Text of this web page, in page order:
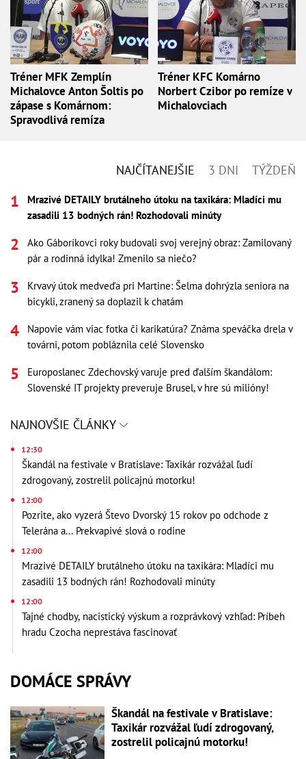
Tréner MFK Zemplín
Michalovce Anton Šoltis po
zápase s Komárnom:
Spravodlivá remíza
Tréner KFC Komárno
Norbert Czibor po remíze v
Michalovciach
NAJČÍTANEJŠIE 3 DNI TÝŽDEŇ
Mrazivé DETAILY brutálneho útoku na taxikára: Mladíci mu
zasadili 13 bodných rán! Rozhodovali minúty
Ako Gáboríkovci roky budovali svoj verejný obraz: Zamilovaný
pár a rodinná idylka! Zmenilo sa niečo?
Krvavý útok medveďa pri Martine: Šelma dohrýzla seniora na
bicykli, zranený sa doplazil k chatám
Napovie vám viac fotka či karikatúra? Známa speváčka drela v
továrni, potom pobláznila celé Slovensko
Europoslanec Zdechovský varuje pred ďalším škandálom:
Slovenské IT projekty preveruje Brusel, v hre sú milióny!
NAJNOVŠIE ČLÁNKY
12:30
Škandál na festivale v Bratislave: Taxikár rozvážal ľudí
zdrogovaný, zostrelil policajnú motorku!
12:00
Pozrite, ako vyzerá Števo Dvorský 15 rokov po odchode z
Telerána a... Prekvapivé slová o rodine
12:00
Mrazivé DETAILY brutálneho útoku na taxikára: Mladíci mu
zasadili 13 bodných rán! Rozhodovali minúty
12:00
Tajné chodby, nacistický výskum a rozprávkový vzhľad: Príbeh
hradu Czocha neprestáva fascinovať
DOMÁCE SPRÁVY
Škandál na festivale v Bratislave:
Taxikár rozvážal ľudí zdrogovaný,
zostrelil policajnú motorku!